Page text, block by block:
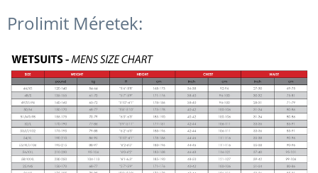
Prolimit Méretek: